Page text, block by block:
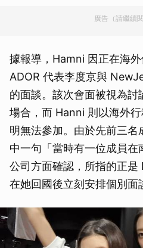
廣告（請繼續
據報導，Hamni 因正在海外
ADOR 代表李度京與
的面談。該次會面被視為
場合，而 Hanni 則以海外
明無法參加。由於先前三
中一句「當時有一位成員
公司方面確認，所指的正
在她回國後立刻安排個別面